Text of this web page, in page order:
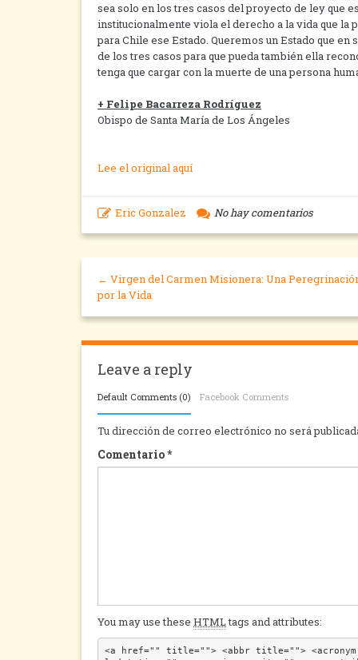
sea solo en los tres casos del proyecto de ley que
institucionalmente viola el derecho a la vida que la
para Chile ese Estado. Queremos un Estado que
de los tres casos para que pueda también ella
tenga que cargar con la muerte de una persona
+ Felipe Bacarreza Rodríguez
Obispo de Santa María de Los Ángeles
Lee el original aquí
Eric Gonzalez No hay comentarios
← Virgen del Carmen Misionera: Una
por la Vida
Leave a reply
Default Comments (0) Facebook Comments
Tu dirección de correo electrónico no será
Comentario*
You may use these HTMLtags and attributes:
<a href="" title=""> <abbr title="">